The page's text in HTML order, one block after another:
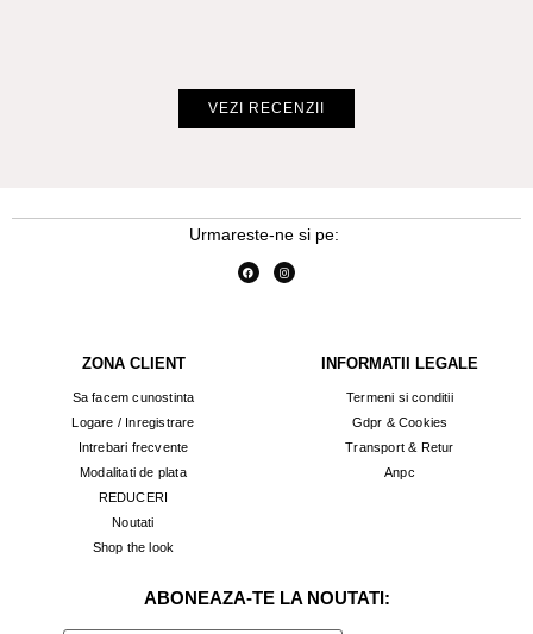
VEZI RECENZII
Urmareste-ne si pe:
ZONA CLIENT
Sa facem cunostinta
Logare / Inregistrare
Intrebari frecvente
Modalitati de plata
REDUCERI
Noutati
Shop the look
INFORMATII LEGALE
Termeni si conditii
Gdpr & Cookies
Transport & Retur
Anpc
ABONEAZA-TE LA NOUTATI: